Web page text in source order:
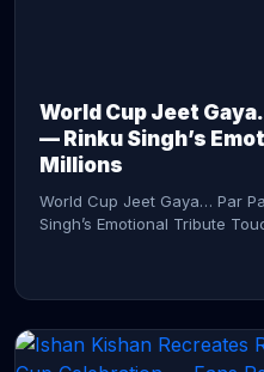
World Cup Jeet
— Rinku Singh’s
Millions
World Cup Jeet Gaya… Par
Singh’s Emotional Tribute